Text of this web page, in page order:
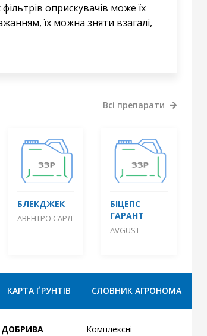
оприскувачів може їх
їх можна зняти взагалі,
БЛЕКДЖЕК
АВЕНТРО САРЛ
БІЦЕПС
ГАРАНТ
AVGUST
Всі препарати
КАРТА ҐРУНТІВ СЛОВНИК АГРОНОМА
ДОБРИВА Комплексні